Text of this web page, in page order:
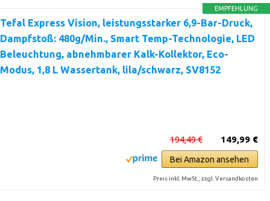
EMPFEHLUNG
Tefal Express Vision, leistungsstarker 6,9-Bar-Druck,
Dampfstoß: 480g/Min., Smart Temp-Technologie, LED
Beleuchtung, abnehmbarer Kalk-Kollektor, Eco-
Modus, 1,8 L Wassertank, lila/schwarz, SV8152
149,99 €
194,49 €
Bei Amazon ansehen
Preis inkl. MwSt., zzgl. Versandkosten